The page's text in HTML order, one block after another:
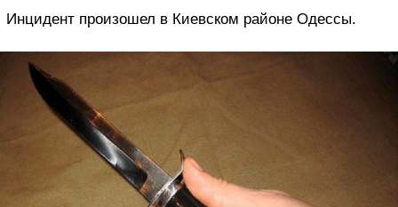
Инцидент произошел в Киевском районе Одессы.